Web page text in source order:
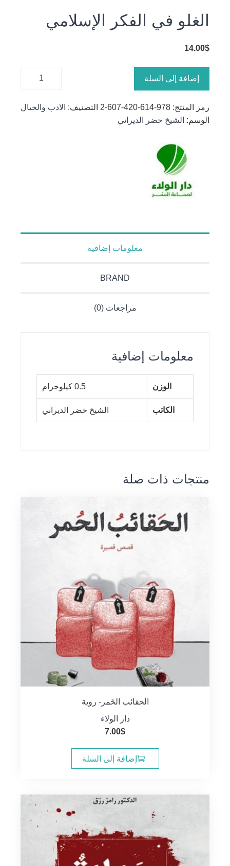
الغلو في الفكر الإسلامي
14.00$
كمية الغلو
إضافة إلى السلة
رمز المنتج: 978-614-420-607-2 التصنيف: الادب والخيال
الوسم: الشيخ خضر الديراني
معلومات إضافية
BRAND
مراجعات (0)
معلومات إضافية
الوزن 0.5 كيلوجرام
الكاتب الشيخ خضر الديراني
منتجات ذات صلة
الحقائب الحًمر- روية
دار الولاء
7.00$
إضافة إلى السلة